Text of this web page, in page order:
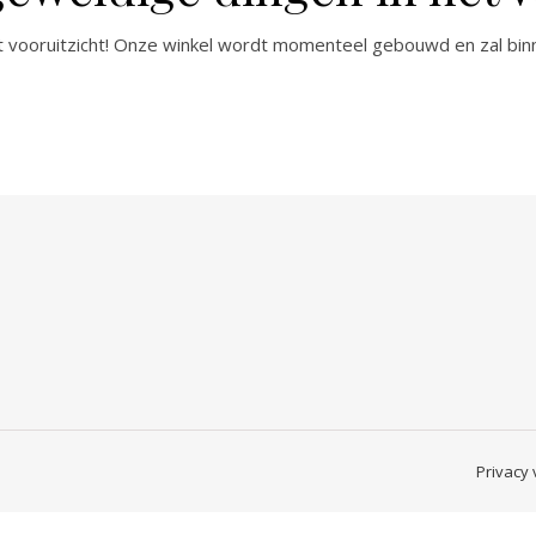
Onze winkel wordt momenteel gebouwd en zal
Privacy